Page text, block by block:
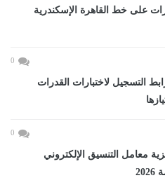
على خط القاهرة الإسكندرية
0
الجامعات 2026.. رابط التسجيل لاختبارات القدرات
0
معامل التنسيق الإلكتروني